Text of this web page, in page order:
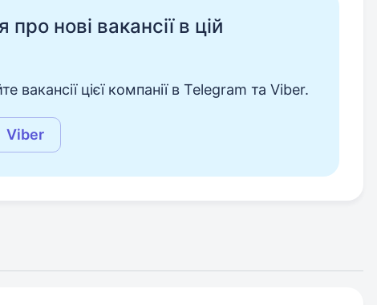
нові вакансії в цій
вакансії цієї компанії в Telegram та Viber.
Viber